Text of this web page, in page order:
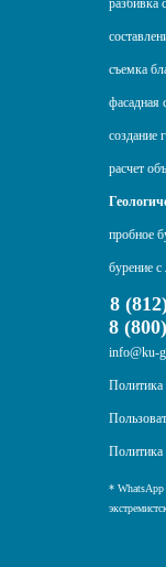
съемка
фасадная
создание
расчет
пробное
бурение с
8
8
info@ku-
Политика
Политика
* WhatsApp